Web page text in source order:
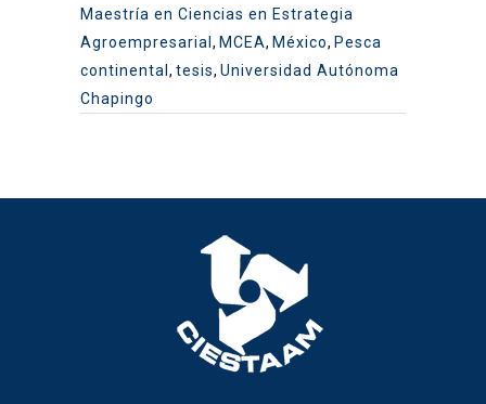
Maestría en Ciencias en Estrategia
Agroempresarial , MCEA, México, Pesca
continental , tesis, Universidad Autónoma
Chapingo